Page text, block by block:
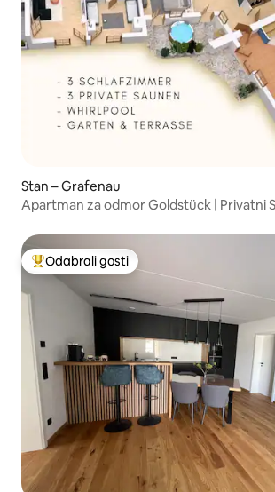
Stan – Grafenau
Apartman za odmor Goldstück | Privatni
Među najviše rangiranima s oznakom
Odabrali gosti